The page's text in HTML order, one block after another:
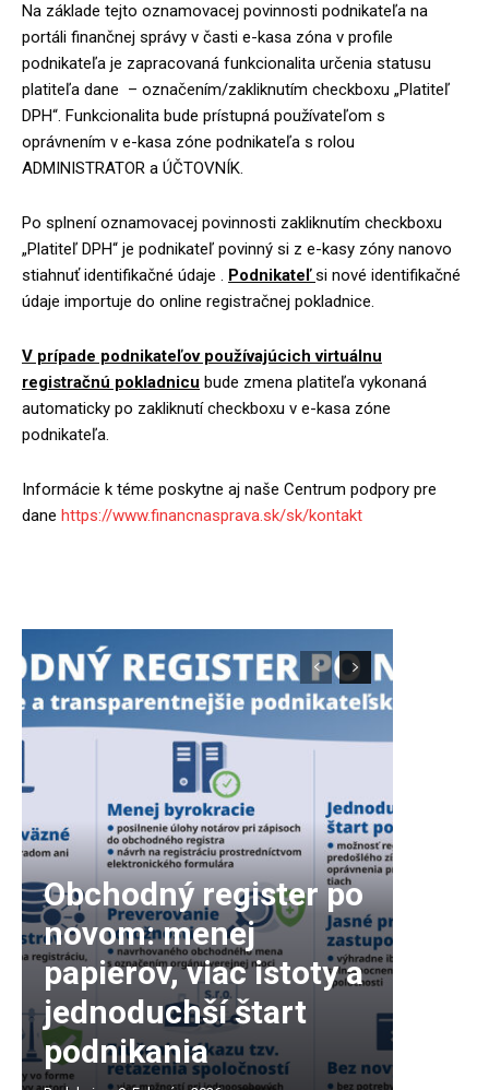
Na základe tejto oznamovacej povinnosti podnikateľa na
portáli finančnej správy v časti e-kasa zóna v profile
podnikateľa je zapracovaná funkcionalita určenia statusu
platiteľa dane – označením/zakliknutím checkboxu „Platiteľ
DPH“. Funkcionalita bude prístupná používateľom s
oprávnením v e-kasa zóne podnikateľa s rolou
ADMINISTRATOR a ÚČTOVNÍK.
Po splnení oznamovacej povinnosti zakliknutím checkboxu
„Platiteľ DPH“ je podnikateľ povinný si z e-kasy zóny nanovo
stiahnuť identifikačné údaje . Podnikateľsi nové identifikačné
údaje importuje do online registračnej pokladnice.
V prípade podnikateľov používajúcich virtuálnu
registračnú pokladnicu bude zmena platiteľa vykonaná
automaticky po zakliknutí checkboxu v e-kasa zóne
podnikateľa.
Informácie k téme poskytne aj naše Centrum podpory pre
dane https://www.financnasprava.sk/sk/kontakt
Obchodný register po
novom: menej
papierov, viac istoty a
jednoduchší štart
podnikania